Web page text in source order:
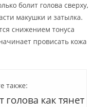
болит голова сверху,
макушки и затылка.
снижением тонуса
провисать кожа
также:
голова как тянет